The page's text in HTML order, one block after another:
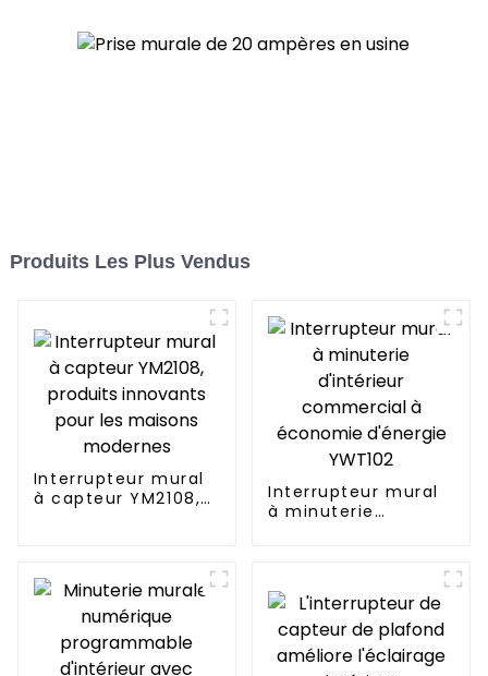
Produits Les Plus Vendus
Interrupteur mural
à capteur YM2108,
Interrupteur mural
à minuterie
économie d'énergie
YWT102